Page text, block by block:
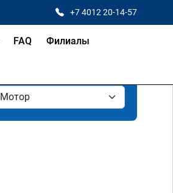
+7 4012 20-14-57
FAQ Филиалы